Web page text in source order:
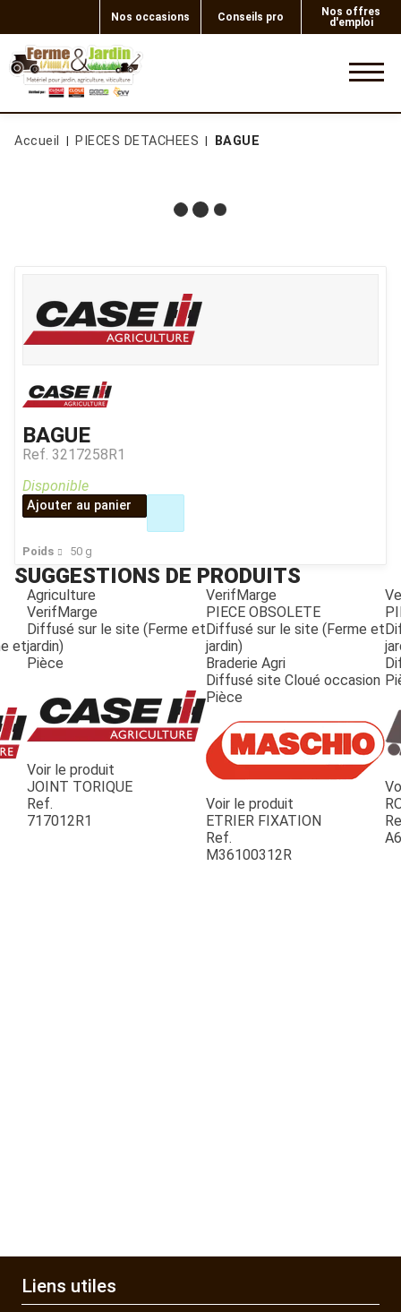
Nos occasions Conseils pro
Nos offres
d'emploi
JOUET
ESPACES VERTS
Accueil PIECES DETACHEES BAGUE
BAGUE
Ref. 3217258R1
Poids 50 g
Disponible
Ajouter au panier
SUGGESTIONS DE PRODUITS
et
Agriculture
VerifMarge
Diffusé sur le site (Ferme et
jardin)
Pièce
Voir le produit
JOINT TORIQUE
Ref.
717012R1
VerifMarge
PIECE OBSOLETE
Diffusé sur le site (Ferme et
jardin)
Braderie Agri
Diffusé site Cloué occasion
Pièce
Voir le produit
ETRIER FIXATION
Ref.
M36100312R
Liens utiles